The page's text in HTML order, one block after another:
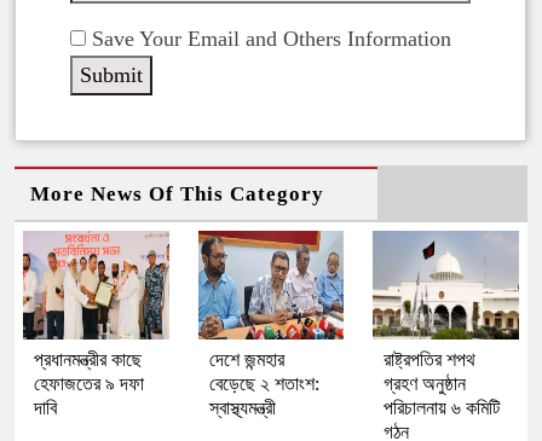
Save Your Email and Others Information
More News Of This Category
প্রধানমন্ত্রীর কাছে
হেফাজতের ৯ দফা
দাবি
দেশে জন্মহার
বেড়েছে ২ শতাংশ:
স্বাস্থ্যমন্ত্রী
রাষ্ট্রপতির শপথ
গ্রহণ অনুষ্ঠান
পরিচালনায় ৬ কমিটি
গঠন